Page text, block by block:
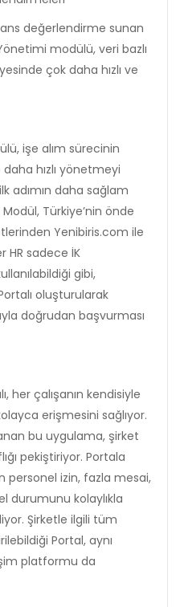
değerlendirme sunan
modülü, veri bazlı
çok daha hızlı ve
işe alım sürecinin
hızlı yönetmeyi
adımın daha sağlam
Türkiye’nin önde
Yenibiris.com ile
HR sadece İK
gibi,
oluşturularak
doğrudan başvurması
her çalışanın kendisiyle
erişmesini sağlıyor.
bu uygulama, şirket
pekiştiriyor. Portala
personel izin, fazla mesai,
durumunu kolaylıkla
Şirketle ilgili tüm
Portal, aynı
platformu da